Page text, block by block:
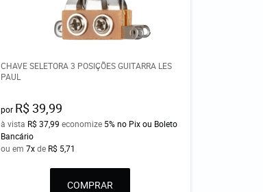
CHAVE SELETORA 3 POSIÇÕES GUITARRA LES
PAUL
por R$ 39,99
à vista R$ 37,99 economize 5% no Pix ou Boleto
Bancário
ou em7xde R$ 5,71
COMPRAR